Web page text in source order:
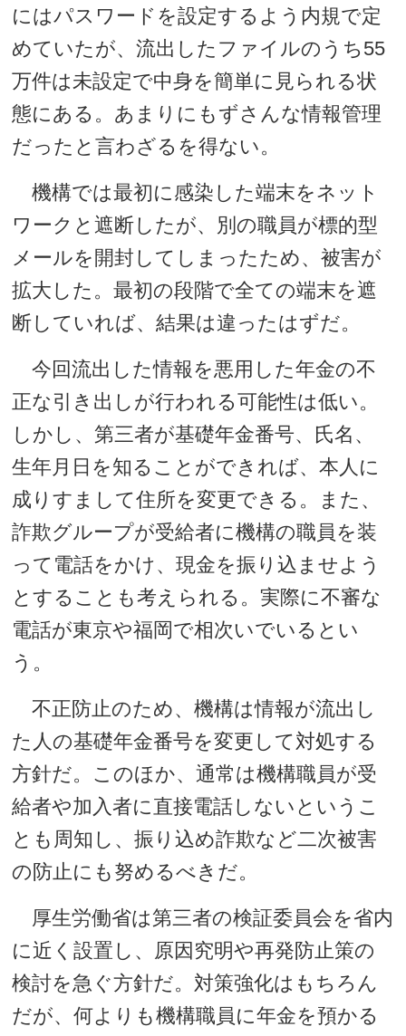
にはパスワードを設定するよう内規で定
めていたが、流出したファイルのうち55
万件は未設定で中身を簡単に見られる状
態にある。あまりにもずさんな情報管理
だったと言わざるを得ない。
機構では最初に感染した端末をネット
ワークと遮断したが、別の職員が標的型
メールを開封してしまったため、被害が
拡大した。最初の段階で全ての端末を遮
断していれば、結果は違ったはずだ。
今回流出した情報を悪用した年金の不
正な引き出しが行われる可能性は低い。
しかし、第三者が基礎年金番号、氏名、
生年月日を知ることができれば、本人に
成りすまして住所を変更できる。また、
詐欺グループが受給者に機構の職員を装
って電話をかけ、現金を振り込ませよう
とすることも考えられる。実際に不審な
電話が東京や福岡で相次いでいるとい
う。
不正防止のため、機構は情報が流出し
た人の基礎年金番号を変更して対処する
方針だ。このほか、通常は機構職員が受
給者や加入者に直接電話しないというこ
とも周知し、振り込め詐欺など二次被害
の防止にも努めるべきだ。
厚生労働省は第三者の検証委員会を省内
に近く設置し、原因究明や再発防止策の
検討を急ぐ方針だ。対策強化はもちろん
だが、何よりも機構職員に年金を預かる